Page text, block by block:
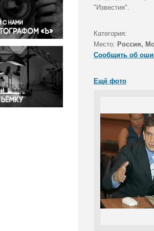
и конфликты
жизнь
и бизнес
"Известия".
Категория:
Место: Россия,
Сообщить об
Ещё фото